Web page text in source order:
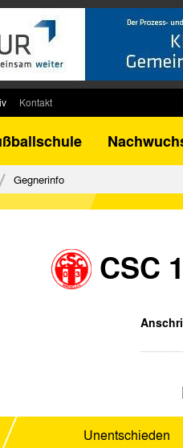
DFB-Pokal
Kontakt
Gegnerinfo
CSC
Unentschieden